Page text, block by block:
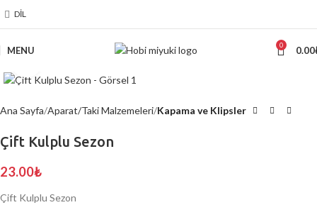
DIL
MENU 0 0.00
Ana Sayfa Aparat/Taki Malzemeleri Kapama ve Klipsler
Çift Kulplu Sezon
23.00₺
Çift Kulplu Sezon